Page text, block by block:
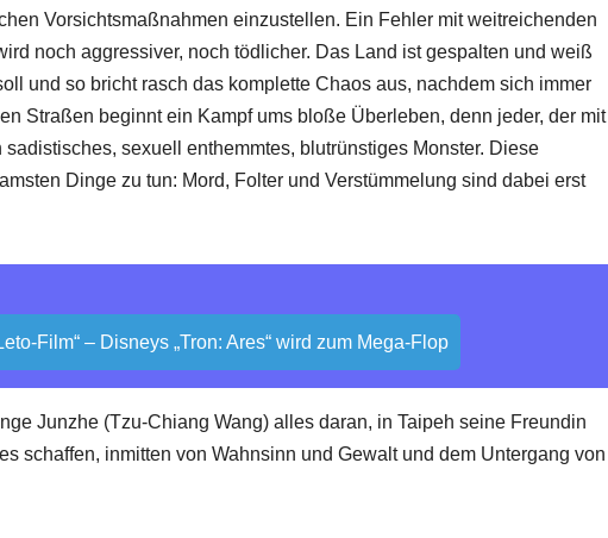
Vorsichtsmaßnahmen einzustellen. Ein Fehler mit weitreichenden
noch aggressiver, noch tödlicher. Das Land ist gespalten und weiß
und so bricht rasch das komplette Chaos aus, nachdem sich immer
Straßen beginnt ein Kampf ums bloße Überleben, denn jeder, der mit
sexuell enthemmtes, blutrünstiges Monster. Diese
Dinge zu tun: Mord, Folter und Verstümmelung sind dabei erst
Film“ – Disneys „Tron: Ares“ wird zum Mega-Flop
Junzhe (Tzu-Chiang Wang) alles daran, in Taipeh seine Freundin
schaffen, inmitten von Wahnsinn und Gewalt und dem Untergang von